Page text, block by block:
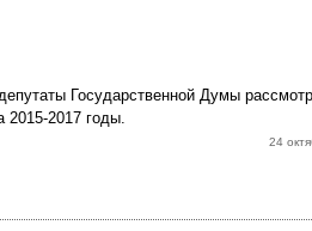
Государственной Думы
2017 годы.
24